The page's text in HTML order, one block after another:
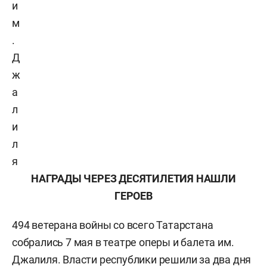
и
м
.
Д
ж
а
л
и
л
я
НАГРАДЫ ЧЕРЕЗ ДЕСЯТИЛЕТИЯ НАШЛИ
ГЕРОЕВ
494 ветерана войны со всего Татарстана
собрались 7 мая в театре оперы и балета им.
Джалиля. Власти республики решили за два дня